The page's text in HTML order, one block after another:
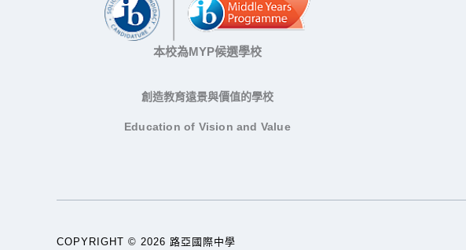
本校為MYP候選學校
創造教育遠景與價值的學校
Education of Vision and Value
COPYRIGHT © 2026 路亞國際中學